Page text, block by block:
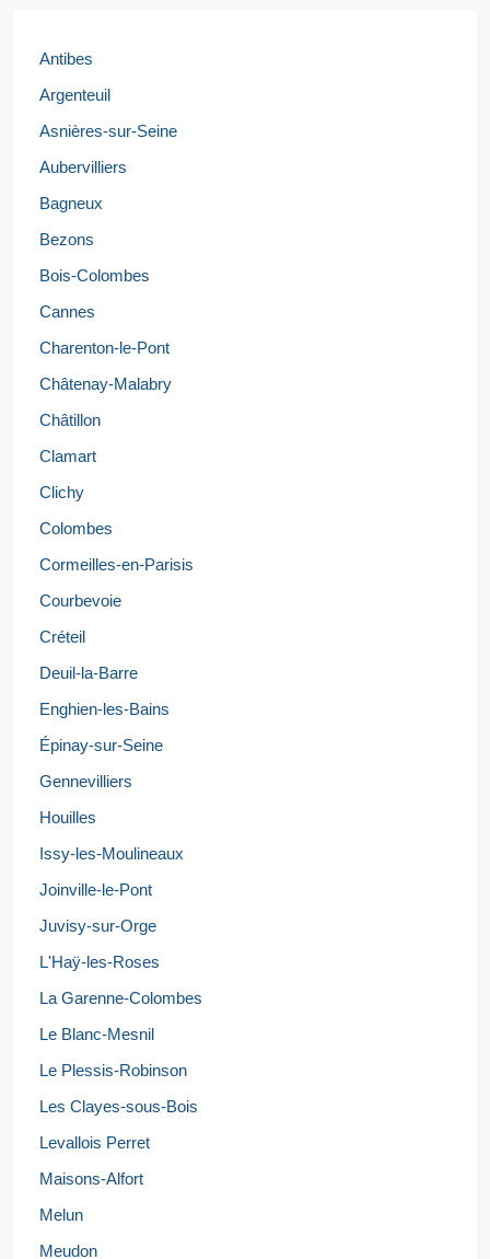
Antibes
Argenteuil
Asnières-sur-Seine
Aubervilliers
Bagneux
Bezons
Bois-Colombes
Cannes
Charenton-le-Pont
Châtenay-Malabry
Châtillon
Clamart
Clichy
Colombes
Cormeilles-en-Parisis
Courbevoie
Créteil
Deuil-la-Barre
Enghien-les-Bains
Épinay-sur-Seine
Gennevilliers
Houilles
Issy-les-Moulineaux
Joinville-le-Pont
Juvisy-sur-Orge
L'Haÿ-les-Roses
La Garenne-Colombes
Le Blanc-Mesnil
Le Plessis-Robinson
Les Clayes-sous-Bois
Levallois Perret
Maisons-Alfort
Melun
Meudon